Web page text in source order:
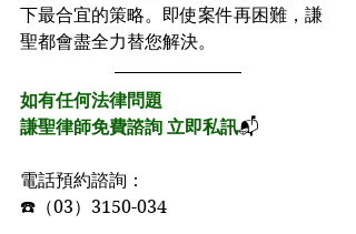
下最合宜的策略。即使案件再困難，謙
聖都會盡全力替您解決。
如有任何法律問題﻿
謙聖律師免費諮詢 立即私訊📬﻿
電話預約諮詢：﻿
☎️（03）3150-034﻿